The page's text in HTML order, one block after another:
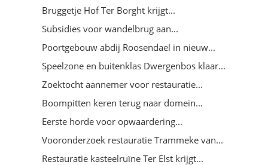
Bruggetje Hof Ter Borght krijgt...
Subsidies voor wandelbrug aan...
Poortgebouw abdij Roosendael in nieuw...
Speelzone en buitenklas Dwergenbos klaar...
Zoektocht aannemer voor restauratie...
Boompitten keren terug naar domein...
Eerste horde voor opwaardering...
Vooronderzoek restauratie Trammeke van...
Restauratie kasteelruïne Ter Elst krijgt...